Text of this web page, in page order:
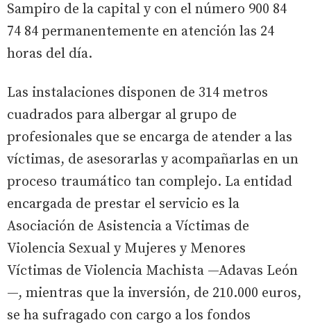
Sampiro de la capital y con el número 900 84
74 84 permanentemente en atención las 24
horas del día.
Las instalaciones disponen de 314 metros
cuadrados para albergar al grupo de
profesionales que se encarga de atender a las
víctimas, de asesorarlas y acompañarlas en un
proceso traumático tan complejo. La entidad
encargada de prestar el servicio es la
Asociación de Asistencia a Víctimas de
Violencia Sexual y Mujeres y Menores
Víctimas de Violencia Machista —Adavas León
—, mientras que la inversión, de 210.000 euros,
se ha sufragado con cargo a los fondos